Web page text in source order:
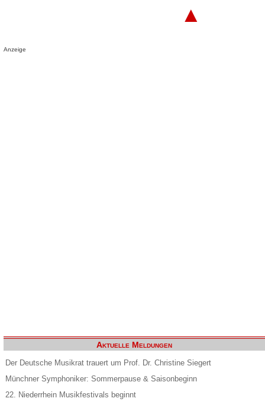
▲
Anzeige
Aktuelle Meldungen
Der Deutsche Musikrat trauert um Prof. Dr. Christine Siegert
Münchner Symphoniker: Sommerpause & Saisonbeginn
22. Niederrhein Musikfestivals beginnt